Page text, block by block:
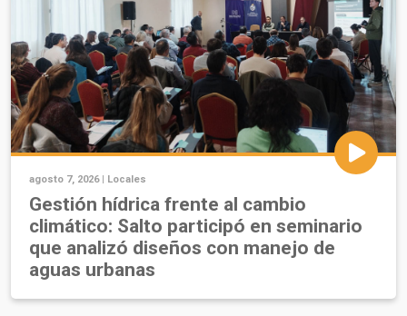
agosto 7, 2026 | Locales
Gestión hídrica frente al cambio
climático: Salto participó en seminario
que analizó diseños con manejo de
aguas urbanas